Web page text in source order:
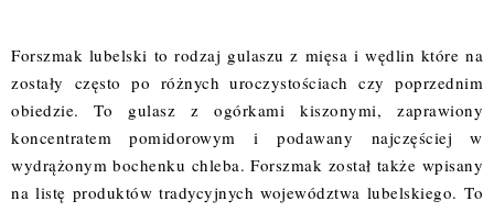
Forszmak lubelski to rodzaj gulaszu z mięsa i wędlin które na
zostały często po różnych uroczystościach czy poprzednim
obiedzie. To gulasz z ogórkami kiszonymi, zaprawiony
koncentratem pomidorowym i podawany najczęściej w
wydrążonym bochenku chleba. Forszmak został także wpisany
na listę produktów tradycyjnych województwa lubelskiego. To